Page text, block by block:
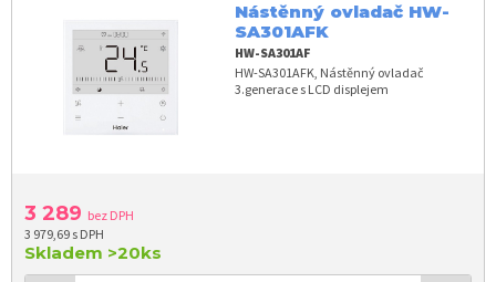
Nástěnný ovladač HW-
SA301AFK
HW-SA301AF
HW-SA301AFK, Nástěnný ovladač
3.generace s LCD displejem
3 289 bez DPH
3 979,69 s DPH
Skladem >20ks